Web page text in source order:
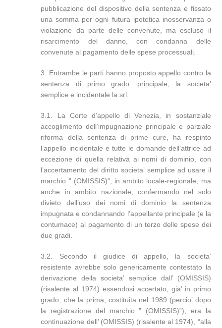
pubblicazione del dispositivo della sentenza e fissato
una somma per ogni futura ipotetica inosservanza o
violazione da parte delle convenute, ma escluso il
risarcimento del danno, con condanna delle
convenute al pagamento delle spese processuali.
3. Entrambe le parti hanno proposto appello contro la
sentenza di primo grado: principale, la societa’
semplice e incidentale la srl.
3.1. La Corte d’appello di Venezia, in sostanziale
accoglimento dell’impugnazione principale e parziale
riforma della sentenza di prime cure, ha respinto
l’appello incidentale e tutte le domande dell’attrice ad
eccezione di quella relativa ai nomi di dominio, con
l’accertamento del diritto societa’ semplice ad usare il
marchio ” (OMISSIS)”, in ambito locale-regionale, ma
anche in ambito nazionale, confermando nel solo
divieto dell’uso dei nomi di dominio la sentenza
impugnata e condannando l’appellante principale (e la
contumace) al pagamento di un terzo delle spese dei
due gradi.
3.2. Secondo il giudice di appello, la societa’
resistente avrebbe solo genericamente contestato la
derivazione della societa’ semplice dall’ (OMISSIS)
(risalente al 1974) essendosi accertato, gia’ in primo
grado, che la prima, costituita nel 1989 (percio’ dopo
la registrazione del marchio ” (OMISSIS)”), era la
continuazione dell’ (OMISSIS) (risalente al 1974), “alla